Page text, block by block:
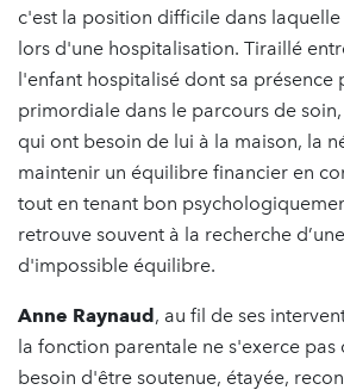
c'est la position difficile dans
lors d'une hospitalisation. Tiraillé
l'enfant hospitalisé dont sa présence
primordiale dans le parcours de
qui ont besoin de lui à la maison, la
maintenir un équilibre financier en
tout en tenant bon
retrouve souvent à la recherche
d'impossible équilibre.
Anne Raynaud , au fil de ses
la fonction parentale ne s'exerce pas
besoin d'être soutenue, étayée,